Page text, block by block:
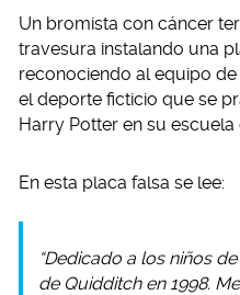
Un bromista con cáncer
travesura instalando una
reconociendo al equipo
el deporte ficticio que se
Harry Potter en su escuela
En esta placa falsa se lee:
“Dedicado a los niños
de Quidditch en 1998.